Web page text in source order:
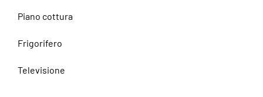
Piano cottura
Frigorifero
Televisione